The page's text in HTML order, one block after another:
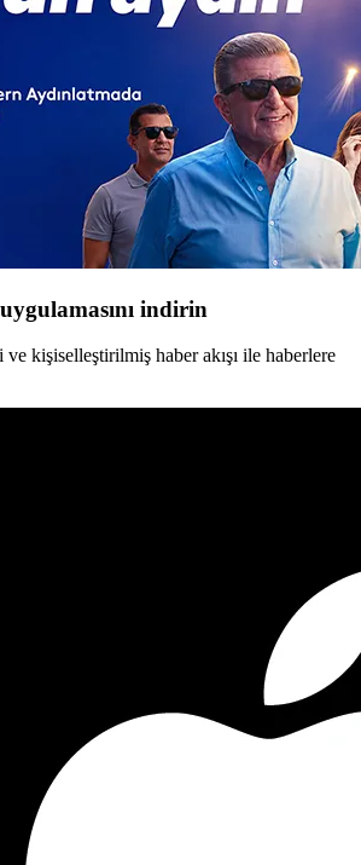
indirin
kişiselleştirilmiş haber akışı ile haberlere